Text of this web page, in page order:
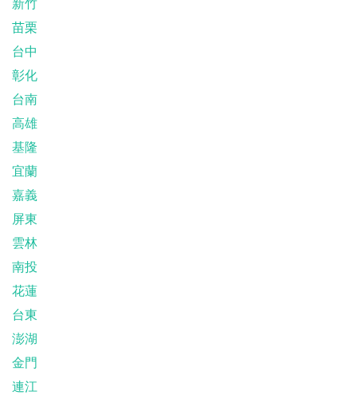
苗栗
台中
彰化
台南
高雄
基隆
宜蘭
嘉義
屏東
雲林
南投
花蓮
台東
澎湖
金門
連江